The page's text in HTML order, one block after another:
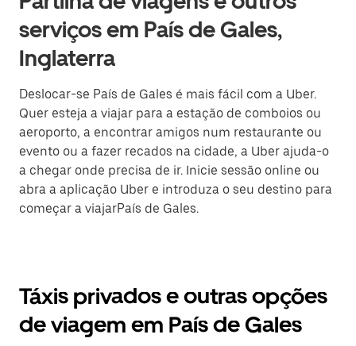
serviços em País de Gales,
Inglaterra
Deslocar-se País de Gales é mais fácil com a Uber.
Quer esteja a viajar para a estação de comboios ou
aeroporto, a encontrar amigos num restaurante ou
evento ou a fazer recados na cidade, a Uber ajuda-o
a chegar onde precisa de ir. Inicie sessão online ou
abra a aplicação Uber e introduza o seu destino para
começar a viajarPaís de Gales.
Táxis privados e outras opções
de viagem em País de Gales